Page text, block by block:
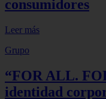
consumidores
Leer más
Grupo
“FOR ALL.
identidad